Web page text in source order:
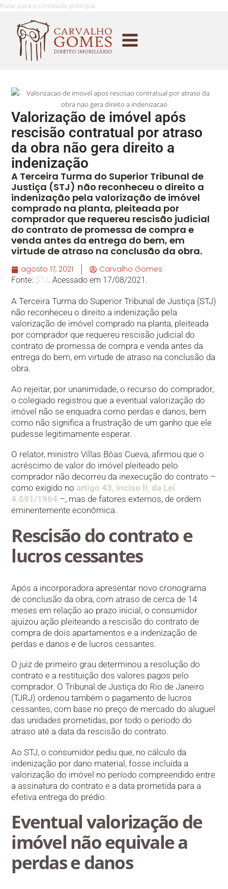
Pular para o conteúdo principal
Valorização de imóvel após
rescisão contratual por atraso
da obra não gera direito a
indenização
A Terceira Turma do Superior Tribunal de
Justiça (STJ) não reconheceu o direito a
indenização pela valorização de imóvel
comprado na planta, pleiteada por
comprador que requereu rescisão judicial
do contrato de promessa de compra e
venda antes da entrega do bem, em
virtude de atraso na conclusão da obra.
agosto 17, 2021 Carvalho Gomes
Fonte: STJ. Acessado em 17/08/2021.
A Terceira Turma do Superior Tribunal de Justiça (STJ)
não reconheceu o direito a indenização pela
valorização de imóvel comprado na planta, pleiteada
por comprador que requereu rescisão judicial do
contrato de promessa de compra e venda antes da
entrega do bem, em virtude de atraso na conclusão da
obra.
Ao rejeitar, por unanimidade, o recurso do comprador,
o colegiado registrou que a eventual valorização do
imóvel não se enquadra como perdas e danos, bem
como não significa a frustração de um ganho que ele
pudesse legitimamente esperar.
O relator, ministro Villas Bôas Cueva, afirmou que o
acréscimo de valor do imóvel pleiteado pelo
comprador não decorreu da inexecução do contrato –
como exigido no artigo 43, inciso II, da Lei
4.591/1964 –, mas de fatores externos, de ordem
eminentemente econômica.
Rescisão do contrato e
lucros cessantes
Após a incorporadora apresentar novo cronograma
de conclusão da obra, com atraso de cerca de 14
meses em relação ao prazo inicial, o consumidor
ajuizou ação pleiteando a rescisão do contrato de
compra de dois apartamentos e a indenização de
perdas e danos e de lucros cessantes.
O juiz de primeiro grau determinou a resolução do
contrato e a restituição dos valores pagos pelo
comprador. O Tribunal de Justiça do Rio de Janeiro
(TJRJ) ordenou também o pagamento de lucros
cessantes, com base no preço de mercado do aluguel
das unidades prometidas, por todo o período do
atraso até a data da rescisão do contrato.
Ao STJ, o consumidor pediu que, no cálculo da
indenização por dano material, fosse incluída a
valorização do imóvel no período compreendido entre
a assinatura do contrato e a data prometida para a
efetiva entrega do prédio.
Eventual valorização de
imóvel não equivale a
perdas e danos